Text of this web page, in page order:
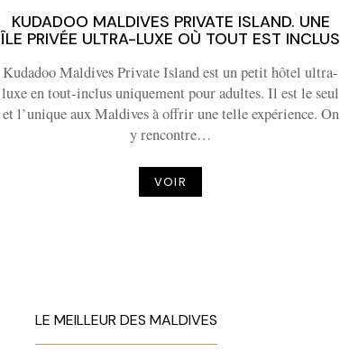
KUDADOO MALDIVES PRIVATE ISLAND. UNE
ÎLE PRIVÉE ULTRA-LUXE OÙ TOUT EST INCLUS
Kudadoo Maldives Private Island est un petit hôtel ultra-
luxe en tout-inclus uniquement pour adultes. Il est le seul
et l’unique aux Maldives à offrir une telle expérience. On
y rencontre…
VOIR
LE MEILLEUR DES MALDIVES